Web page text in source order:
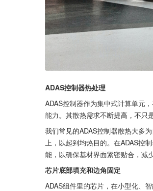
ADAS控制器热处理
ADAS控制器作为集中式计算单元
能力。其散热需求不断提高，不只
我们常见的ADAS控制器散热大多
上，以起到均热目的。在ADAS控
能，以确保基材界面紧密贴合，减
芯片底部填充和边角固定
ADAS组件里的芯片，在小型化、